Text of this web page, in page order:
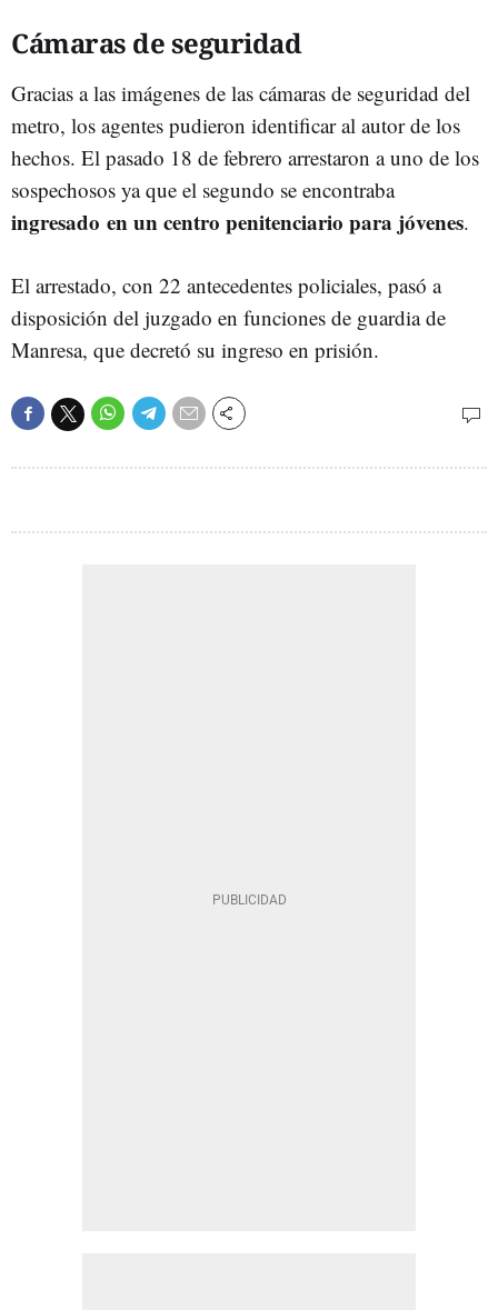
Cámaras de seguridad
Gracias a las imágenes de las cámaras de seguridad del
metro, los agentes pudieron identificar al autor de los
hechos. El pasado 18 de febrero arrestaron a uno de los
sospechosos ya que el segundo se encontraba
ingresado en un centro penitenciario para jóvenes.
El arrestado, con 22 antecedentes policiales, pasó a
disposición del juzgado en funciones de guardia de
Manresa, que decretó su ingreso en prisión.